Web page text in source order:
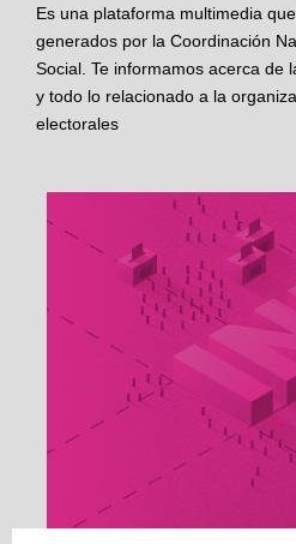
Es una plataforma multimedia
generados por la Coordinación
Social. Te informamos acerca de
y todo lo relacionado a la
electorales